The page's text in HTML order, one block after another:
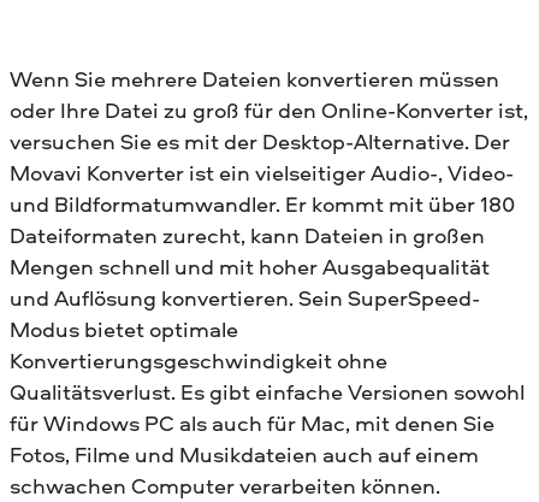
Wenn Sie mehrere Dateien konvertieren müssen
oder Ihre Datei zu groß für den Online-Konverter ist,
versuchen Sie es mit der Desktop-Alternative. Der
Movavi Konverter ist ein vielseitiger Audio-, Video-
und Bildformatumwandler. Er kommt mit über 180
Dateiformaten zurecht, kann Dateien in großen
Mengen schnell und mit hoher Ausgabequalität
und Auflösung konvertieren. Sein SuperSpeed-
Modus bietet optimale
Konvertierungsgeschwindigkeit ohne
Qualitätsverlust. Es gibt einfache Versionen sowohl
für Windows PC als auch für Mac, mit denen Sie
Fotos, Filme und Musikdateien auch auf einem
schwachen Computer verarbeiten können.